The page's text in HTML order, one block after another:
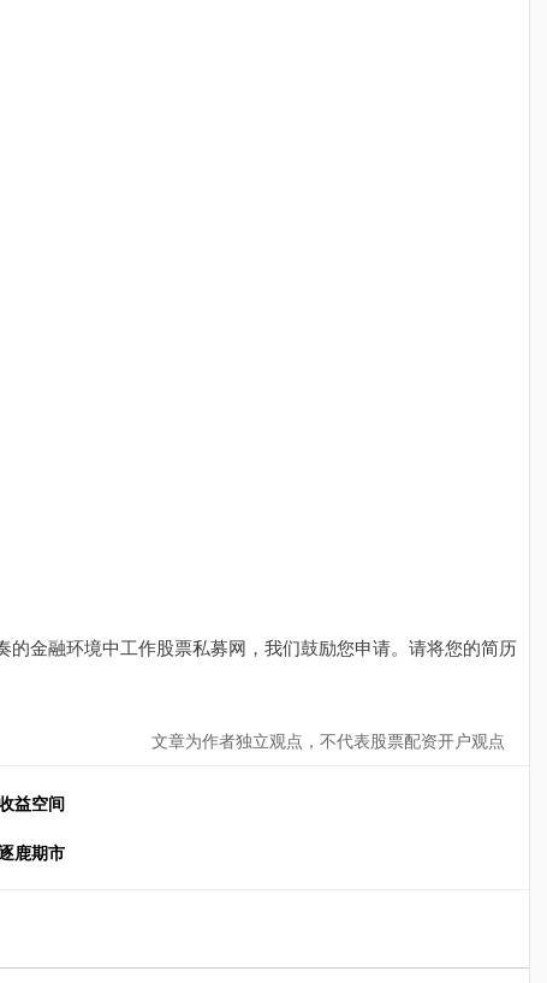
金融环境中工作股票私募网，我们鼓励您申请。请将您的简历
文章为作者独立观点，不代表股票配资开户观点
益空间
鹿期市